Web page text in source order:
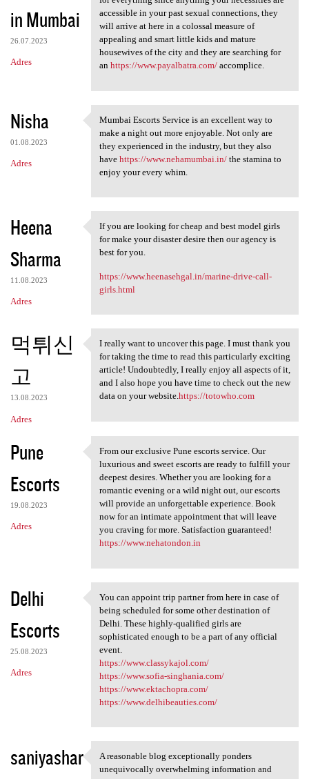
in Mumbai
26.07.2023
Adres
accessible in your past sexual connections, they
will arrive at here in a colossal measure of
appealing and smart little kids and mature
housewives of the city and they are searching for
an https://www.payalbatra.com/accomplice.
Nisha
01.08.2023
Adres
Mumbai Escorts Service is an
Mumbai Escorts Service is an excellent way to
make a night out more enjoyable. Not only are
they experienced in the industry, but they also
have https://www.nehamumbai.in/the stamina to
enjoy your every whim.
Heena
Sharma
11.08.2023
Adres
If you are looking for cheap
If you are looking for cheap and best model girls
for make your disaster desire then our agency is
best for you.
https://www.heenasehgal.in/marine-drive-call-
girls.html
먹튀신
고
13.08.2023
Adres
I really want to uncover this
I really want to uncover this page. I must thank you
for taking the time to read this particularly exciting
article! Undoubtedly, I really enjoy all aspects of it,
and I also hope you have time to check out the new
data on your website.https://totowho.com
Pune
Escorts
19.08.2023
Adres
From our exclusive Pune
From our exclusive Pune escorts service. Our
luxurious and sweet escorts are ready to fulfill your
deepest desires. Whether you are looking for a
romantic evening or a wild night out, our escorts
will provide an unforgettable experience. Book
now for an intimate appointment that will leave
you craving for more. Satisfaction guaranteed!
https://www.nehatondon.in
Delhi
Escorts
25.08.2023
Adres
You can appoint trip partner
You can appoint trip partner from here in case of
being scheduled for some other destination of
Delhi. These highly-qualified girls are
sophisticated enough to be a part of any official
event.
https://www.classykajol.com/
https://www.sofia-singhania.com/
https://www.ektachopra.com/
https://www.delhibeauties.com/
saniyashar A reasonable blog
A reasonable blog exceptionally ponders
unequivocally overwhelming information and